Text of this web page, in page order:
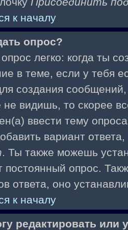
к началу
опрос?
легко: когда ты
в теме, если у тебя
создания
видишь, то скорее
ввести тему
вариант
. Ты также можешь
постоянный опрос.
ответа, оно
к началу
редактировать или